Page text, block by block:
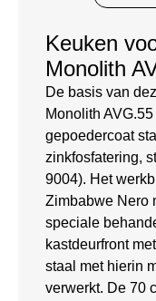
Keuken
Monolith
De basis van
Monolith
gepoedercoat
zinkfosfatering,
9004). Het
Zimbabwe Nero
speciale
kastdeurfront
staal met hierin
verwerkt. De 70